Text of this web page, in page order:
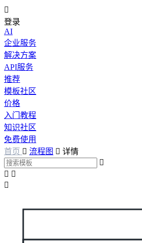

登录
AI
企业服务
解决方案
API服务
推荐
模板社区
价格
入门教程
知识社区
免费使用
首页  流程图  详情

 
